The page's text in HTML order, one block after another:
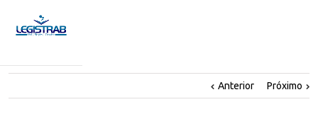
Anterior Próximo